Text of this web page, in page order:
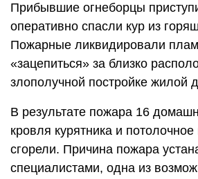
Прибывшие огнеборцы
оперативно спасли кур из
Пожарные ликвидировали
«зацепиться» за близко
злополучной постройке жилой
В результате пожара 16
кровля курятника и
сгорели. Причина пожара
специалистами, одна из